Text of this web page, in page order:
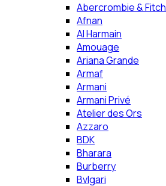
Abercrombie & Fitch
Afnan
Al Harmain
Amouage
Ariana Grande
Armaf
Armani
Armani Privé
Atelier des Ors
Azzaro
BDK
Bharara
Burberry
Bvlgari